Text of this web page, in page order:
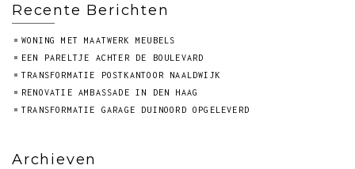
Recente Berichten
WONING MET MAATWERK MEUBELS
EEN PARELTJE ACHTER DE BOULEVARD
TRANSFORMATIE POSTKANTOOR NAALDWIJK
RENOVATIE AMBASSADE IN DEN HAAG
TRANSFORMATIE GARAGE DUINOORD OPGELEVERD
Archieven